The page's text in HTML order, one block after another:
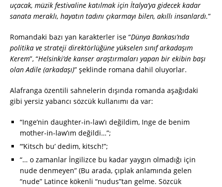
uçacak, müzik festivaline katılmak için İtalya’ya gidecek kadar
sanata meraklı, hayatın tadını çıkarmayı bilen, akıllı insanlardı.”
Romandaki bazı yan karakterler ise “Dünya Bankası’nda
politika ve strateji direktörlüğüne yükselen sınıf arkadaşım
Kerem”, “Helsinki’de kanser araştırmaları yapan bir ekibin başı
olan Adile (arkadaşı)” şeklinde romana dahil oluyorlar.
Alafranga özentili sahnelerin dışında romanda aşağıdaki
gibi yersiz yabancı sözcük kullanımı da var:
“Inge’nin daughter-in-law’ı değildim, Inge de benim
mother-in-law’ım değildi…”;
“‘Kitsch bu’ dedim, kitsch!”;
“… o zamanlar İngilizce bu kadar yaygın olmadığı için
nude denmeyen” (Bu arada, çıplak anlamında gelen
“nude” Latince kökenli “nudus”tan gelme. Sözcük